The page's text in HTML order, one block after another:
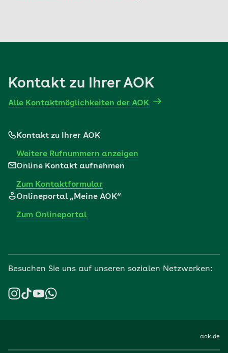
Kontakt zu Ihrer AOK
Alle Kontaktmöglichkeiten der AOK
Kontakt zu Ihrer AOK
Weitere Rufnummern anzeigen
Online Kontakt aufnehmen
Zum Kontaktformular
Onlineportal „Meine AOK“
Zum Onlineportal
Besuchen Sie uns auf unseren sozialen Netzwerken:
aok.de